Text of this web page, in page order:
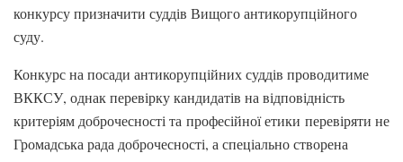
конкурсу призначити суддів Вищого антикорупційного
суду.
Конкурс на посади антикорупційних суддів проводитиме
ВККСУ, однак перевірку кандидатів на відповідність
критеріям доброчесності та професійної етики перевіряти не
Громадська рада доброчесності, а спеціально створена